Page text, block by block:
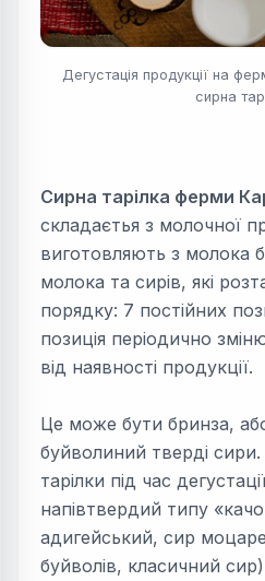
Дегустація продукції на
сирна
Сирна тарілка ферми
складаєтья з молочної
виготовляють з молока
молока та сирів, які
порядку: 7 постійних
позиція періодично
від наявності продукції.
Це може бути бринза,
буйволиний тверді
тарілки під час
напівтвердий типу
адигейський, сир
буйволів, класичний